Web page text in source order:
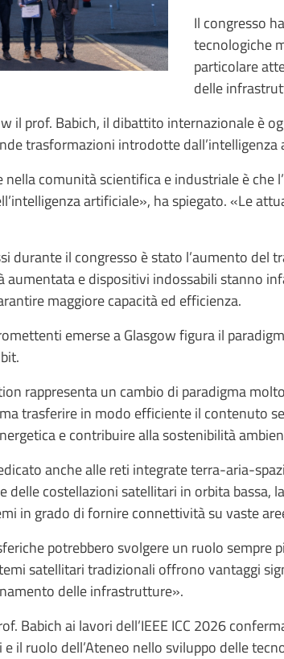
Il congresso
tecnologiche
particolare
delle
il prof. Babich, il dibattito internazionale è
trasformazioni introdotte dall’intelligenza
comunità scientifica e industriale è che
artificiale», ha spiegato. «Le
durante il congresso è stato l’aumento del
aumentata e dispositivi indossabili stanno
maggiore capacità ed efficienza.
emerse a Glasgow figura il
rappresenta un cambio di paradigma
trasferire in modo efficiente il contenuto
e contribuire alla sostenibilità
anche alle reti integrate terra-aria-
delle costellazioni satellitari in orbita
in grado di fornire connettività su vaste
potrebbero svolgere un ruolo
satellitari tradizionali offrono vantaggi
delle infrastrutture».
Babich ai lavori dell’IEEE ICC 2026
il ruolo dell’Ateneo nello sviluppo delle